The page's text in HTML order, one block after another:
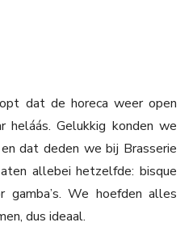
dat de horeca weer open
heláás. Gelukkig konden we
dat deden we bij Brasserie
allebei hetzelfde: bisque
gamba’s. We hoefden alles
dus ideaal.